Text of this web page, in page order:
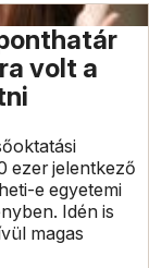
volt a
ezer jelentkező
e egyetemi
Idén is
magas